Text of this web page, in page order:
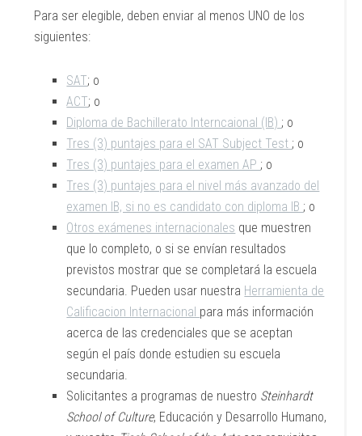
Para ser elegible, deben enviar al menos UNO de los
siguientes:
SAT; o
ACT; o
Diploma de Bachillerato Interncaional (IB) ; o
Tres (3) puntajes para el SAT Subject Test ; o
Tres (3) puntajes para el examen AP ; o
Tres (3) puntajes para el nivel más avanzado del
examen IB, si no es candidato con diploma IB ; o
Otros exámenes internacionales que muestren
que lo completo, o si se envían resultados
previstos mostrar que se completará la escuela
secundaria. Pueden usar nuestra Herramienta de
Calificacion Internacional para más información
acerca de las credenciales que se aceptan
según el país donde estudien su escuela
secundaria.
Solicitantes a programas de nuestro Steinhardt
School of Culture, Educación y Desarrollo Humano,